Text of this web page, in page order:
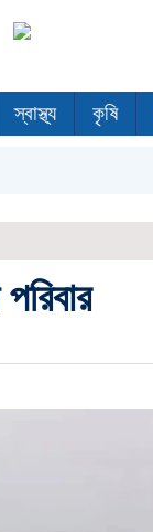
স্বাস্থ্য কৃষি